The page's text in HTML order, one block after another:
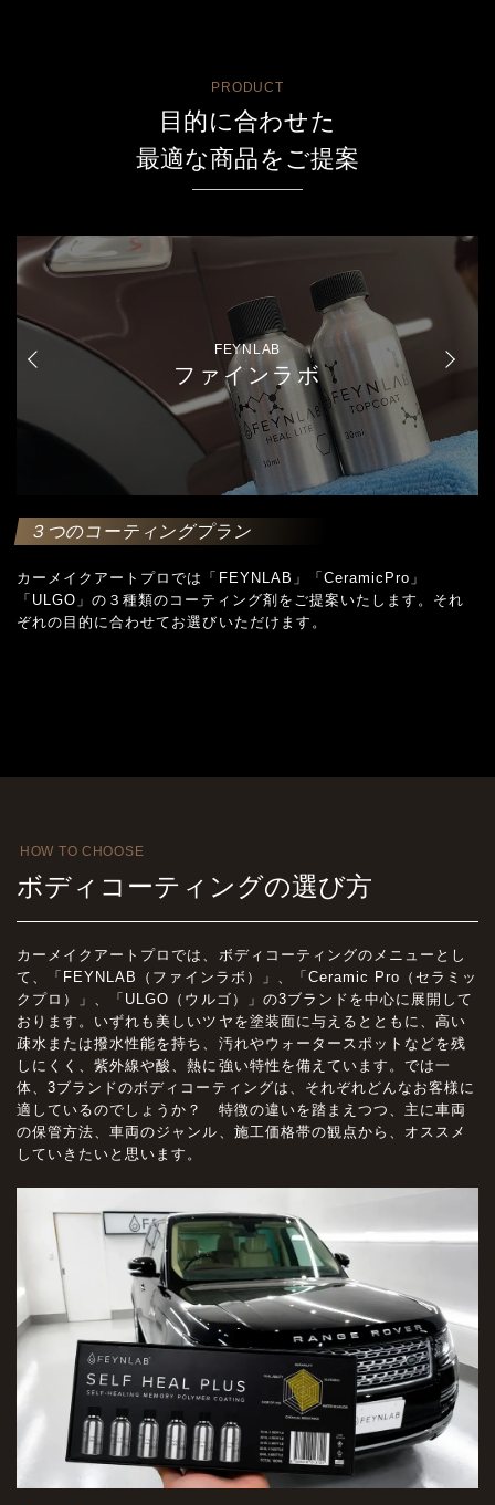
PRODUCT
目的に合わせた
最適な商品をご提案
３つのコーティングプラン
カーメイクアートプロでは「FEYNLAB」「CeramicPro」
「ULGO」の３種類のコーティング剤をご提案いたします。それ
ぞれの目的に合わせてお選びいただけます。
FEYNLAB
ファインラボ
HOW TO CHOOSE
ボディコーティングの選び方
カーメイクアートプロでは、ボディコーティングのメニューとし
て、「FEYNLAB（ファインラボ）」、「Ceramic Pro（セラミッ
クプロ）」、「ULGO（ウルゴ）」の3ブランドを中心に展開して
おります。いずれも美しいツヤを塗装面に与えるとともに、高い
疎水または撥水性能を持ち、汚れやウォータースポットなどを残
しにくく、紫外線や酸、熱に強い特性を備えています。では一
体、3ブランドのボディコーティングは、それぞれどんなお客様に
適しているのでしょうか？ 特徴の違いを踏まえつつ、主に車両
の保管方法、車両のジャンル、施工価格帯の観点から、オススメ
していきたいと思います。